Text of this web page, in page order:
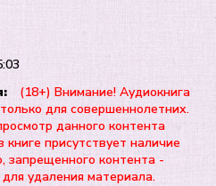
(18+) Внимание! Аудиокнига
для совершеннолетних.
данного контента
присутствует наличие
запрещенного контента -
удаления материала.